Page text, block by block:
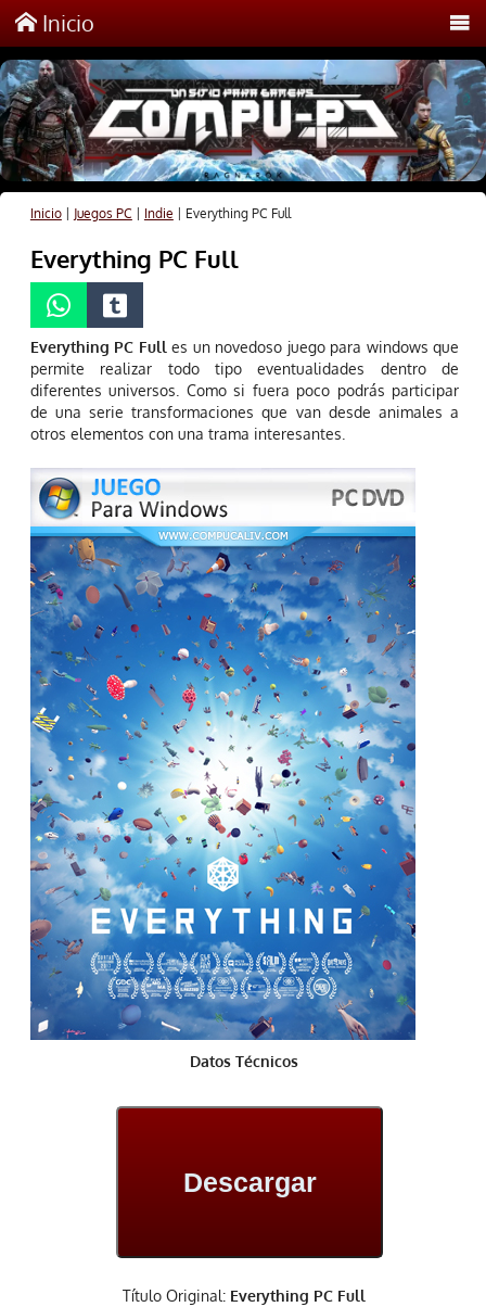
Inicio
Inicio| Juegos PC Indie Everything PC Full
Everything PC Full
Everything PC Fulles un novedoso juego para windows que
permite realizar todo tipo eventualidades dentro de
diferentes universos. Como si fuera poco podrás participar
de una serie transformaciones que van desde animales a
otros elementos con una trama interesantes.
Datos Técnicos
Descargar
Título Original: Everything PC Full